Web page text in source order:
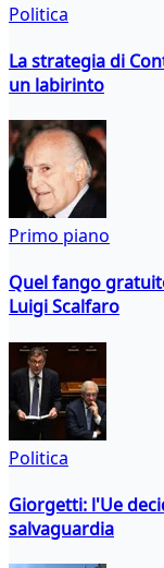
Politica
La strategia di
un labirinto
Primo piano
Quel fango
Luigi Scalfaro
Politica
Giorgetti: l'Ue
salvaguardia